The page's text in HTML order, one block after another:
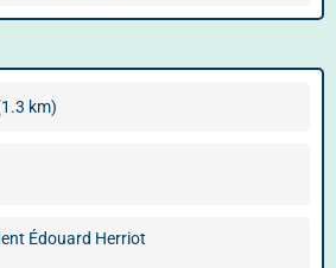
km)
Édouard Herriot